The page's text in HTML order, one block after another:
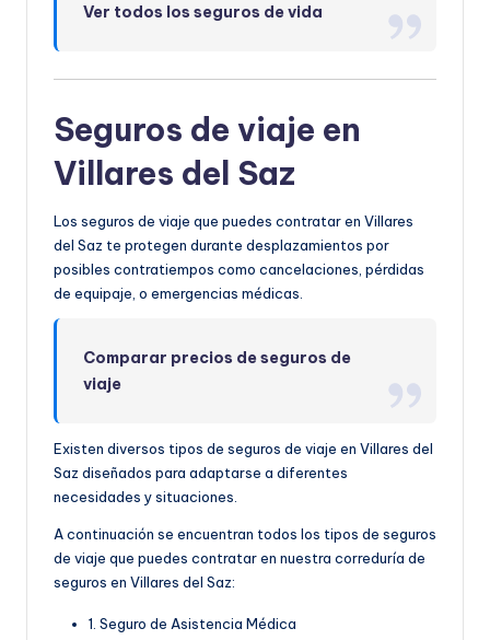
Ver todos los seguros de vida
Seguros de viaje en
Villares del Saz
Los seguros de viaje que puedes contratar en Villares
del Saz te protegen durante desplazamientos por
posibles contratiempos como cancelaciones, pérdidas
de equipaje, o emergencias médicas.
Comparar precios de seguros de
viaje
Existen diversos tipos de seguros de viaje en Villares del
Saz diseñados para adaptarse a diferentes
necesidades y situaciones.
A continuación se encuentran todos los tipos de seguros
de viaje que puedes contratar en nuestra correduría de
seguros en Villares del Saz:
1. Seguro de Asistencia Médica